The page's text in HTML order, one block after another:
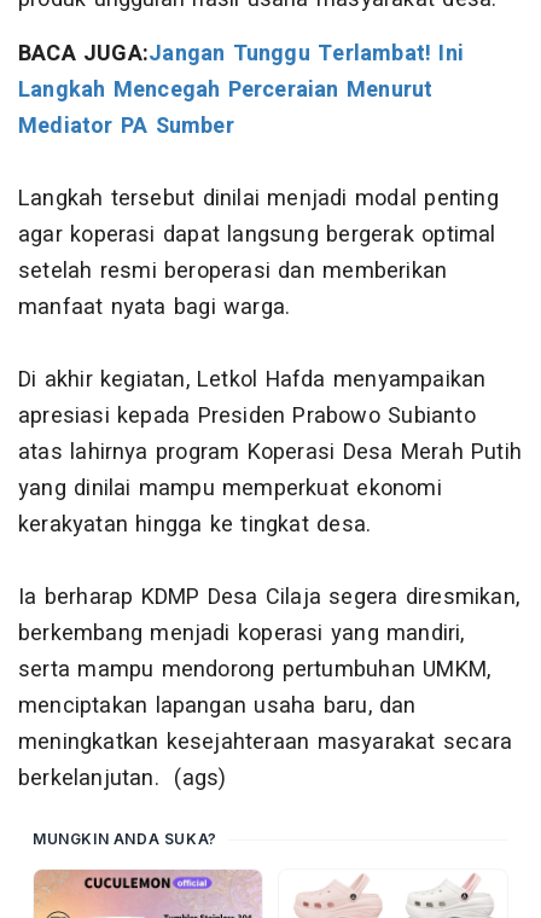
BACA JUGA:Jangan Tunggu Terlambat! Ini
Langkah Mencegah Perceraian Menurut
Mediator PA Sumber
Langkah tersebut dinilai menjadi modal penting
agar koperasi dapat langsung bergerak optimal
setelah resmi beroperasi dan memberikan
manfaat nyata bagi warga.
Di akhir kegiatan, Letkol Hafda menyampaikan
apresiasi kepada Presiden Prabowo Subianto
atas lahirnya program Koperasi Desa Merah Putih
yang dinilai mampu memperkuat ekonomi
kerakyatan hingga ke tingkat desa.
Ia berharap KDMP Desa Cilaja segera diresmikan,
berkembang menjadi koperasi yang mandiri,
serta mampu mendorong pertumbuhan UMKM,
menciptakan lapangan usaha baru, dan
meningkatkan kesejahteraan masyarakat secara
berkelanjutan. (ags)